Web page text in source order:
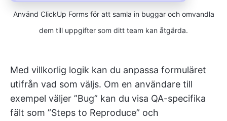
Använd ClickUp Forms för att samla in buggar och omvandla
dem till uppgifter som ditt team kan åtgärda.
Med villkorlig logik kan du anpassa formuläret
utifrån vad som väljs. Om en användare till
exempel väljer ”Bug” kan du visa QA-specifika
fält som ”Steps to Reproduce” och